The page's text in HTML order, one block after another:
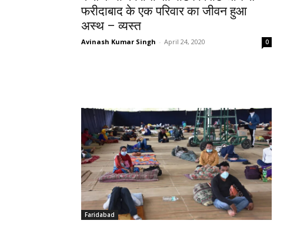
फरीदाबाद के एक परिवार का जीवन हुआ
अस्थ – व्यस्त
Avinash Kumar Singh - April 24, 2020 0
Faridabad